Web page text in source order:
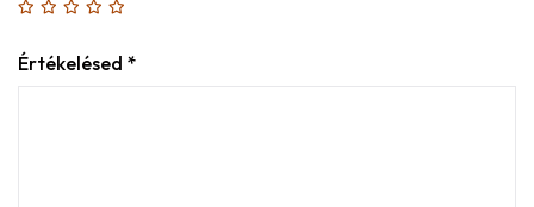
Értékelésed *